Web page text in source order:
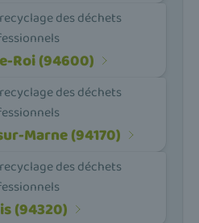
des déchets
Roi (94600)
des déchets
Marne (94170)
des déchets
(94320)